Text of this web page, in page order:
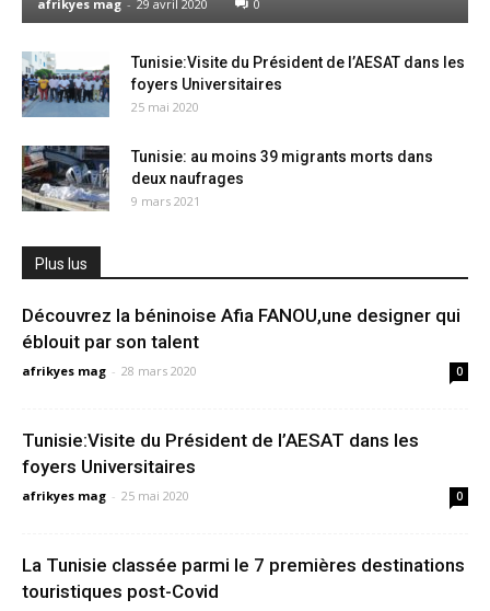
afrikyes mag - 29 avril 2020 0
Tunisie:Visite du Président de l’AESAT dans les
foyers Universitaires
25 mai 2020
Tunisie: au moins 39 migrants morts dans
deux naufrages
9 mars 2021
Plus lus
Découvrez la béninoise Afia FANOU,une designer qui
éblouit par son talent
afrikyes mag - 28 mars 2020 0
Tunisie:Visite du Président de l’AESAT dans les
foyers Universitaires
afrikyes mag - 25 mai 2020 0
La Tunisie classée parmi le 7 premières destinations
touristiques post-Covid